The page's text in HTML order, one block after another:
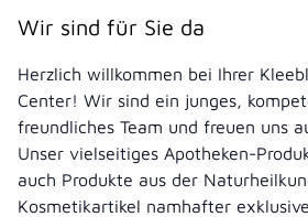
Wir sind für Sie da
Herzlich willkommen bei Ihrer
Center! Wir sind ein junges,
freundliches Team und freuen uns
Unser vielseitiges Apotheken-
auch Produkte aus der
Kosmetikartikel namhafter